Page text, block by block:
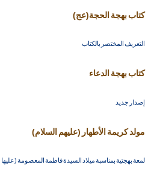
كتاب بهجة الحجة(عج)
التعريف المختصر بالكتاب
كتاب بهجة الدعاء
إصدار جديد
مولد كريمة الأطهار (عليهم السلام)
لمعة بهجتية بمناسبة ميلاد السيدة فاطمة المعصومة